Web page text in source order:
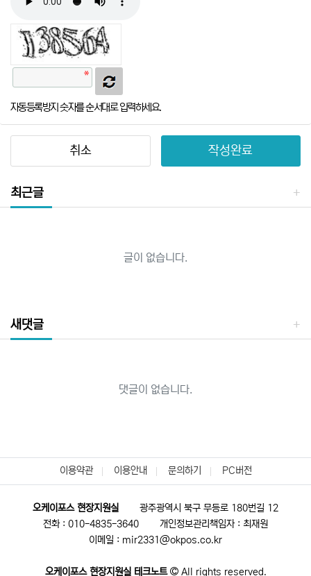
자동등록방지 숫자를 순서대로 입력하세요.
작성완료
취소
최근글
글이 없습니다.
새댓글
댓글이 없습니다.
이용약관 이용안내 문의하기 PC버전
오케이포스 현장지원실
광주광역시 북구 무등로 180번길 12
전화 : 010-4835-3640
개인정보관리책임자 : 최재원
이메일 : mir2331@okpos.co.kr
오케이포스 현장지원실 테크노트 All rights reserved.